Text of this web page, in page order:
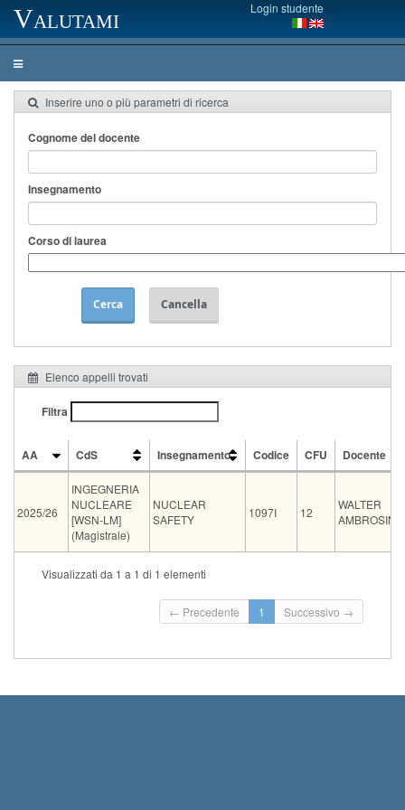
Valutami Login studente
Inserire uno o più parametri di ricerca
Cognome del docente
Insegnamento
Corso di laurea
Cerca Cancella
Elenco appelli trovati
Filtra
AA CdS Insegnamento Codice CFU
Docente
2025/26
INGEGNERIA
NUCLEARE
[WSN-LM]
(Magistrale)
NUCLEAR
SAFETY
1097I 12
WALTER
AMBROSINI
Data e ora Sede Note
Dopo essersi iscritti, mandare un
messaggio email ai Proff....Leggi tutto
0
Visualizzati da 1 a 1 di 1 elementi
← Precedente 1 Successivo →